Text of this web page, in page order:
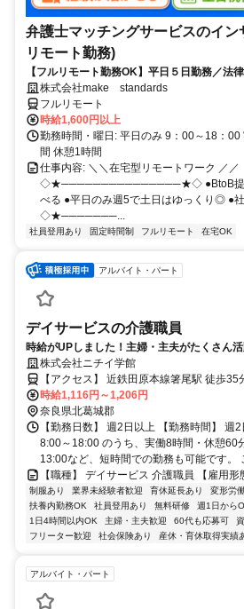
弁護士マッチングサービスのイン
リモート勤務)
【フルリモート勤務OK】平日５日勤務／法
ルが身につく営業職
株式会社make standards
フルリモート
時給1,600円以上
勤務時間・曜日: 平日のみ 9：00～18：
間 休憩1時間
仕事内容: ＼＼在宅型リモートワーク ／／
◇★───────────────★◇ ●BtoB提案
べる ●平日のみ週5で土日はゆっくり◎ ●
◇★───────...
社員登用あり 固定時間制 フルリモート 在宅OK
アルバイト・パート
デイサービスの介護職員
時給がUPしました！主婦・主夫がたくさん活
株式会社ニチイ学館
【アクセス】 近鉄田原本線箸尾駅 徒歩35分 ■住 所 奈良県 北葛
広陵町 大字笠343-1 ■アクセス
時給1,116円～1,206円
奈良県北葛城郡
【勤務日数】 週2日以上 【勤務時間】 週
8:00～18:00 のうち、実働8時間・休憩60
13:00など、短時間での勤務も可能です。
【職種】 デイサービス 介護職員 【雇用
制服あり 業界未経験者歓迎 育休延長あり 変形労
扶養内勤務OK
社員登用あり 無料研修 週1日から
1日4時間以内OK
主婦・主夫歓迎 60代も応募可
フリーター歓迎
社会保険あり 産休・育休取得実績
アルバイト・パート